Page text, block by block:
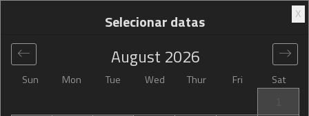
Global> United States> Statesboro>Hampton Inn
X
Selecionar datas
Sun Mon Tue Wed Thur Fri Sat
August 2026